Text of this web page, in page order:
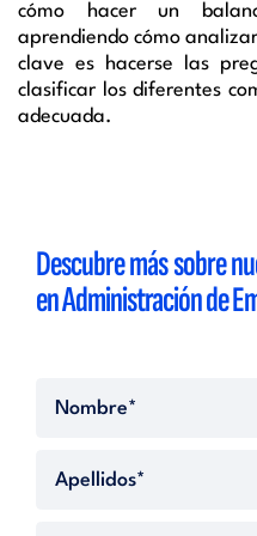
cómo hacer un
aprendiendo cómo
clave es hacerse las
clasificar los diferentes
adecuada.
Descubre más sobre
en Administración de